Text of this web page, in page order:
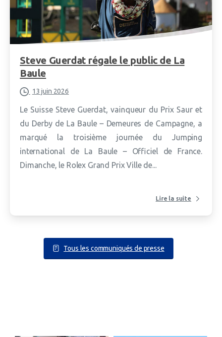
Steve Guerdat régale le public de La
Baule
13 juin 2026
Le Suisse Steve Guerdat, vainqueur du Prix Saur et
du Derby de La Baule – Demeures de Campagne, a
marqué la troisième journée du Jumping
international de La Baule – Officiel de France.
Dimanche, le Rolex Grand Prix Ville de...
Lire la suite
Tous les communiqués de presse